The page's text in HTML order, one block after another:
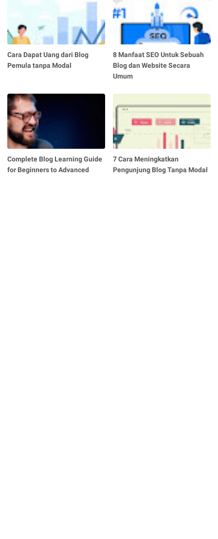
Cara Dapat Uang dari Blog
Pemula tanpa Modal
8 Manfaat SEO Untuk Sebuah
Blog dan Website Secara
Umum
Complete Blog Learning Guide
for Beginners to Advanced
7 Cara Meningkatkan
Pengunjung Blog Tanpa Modal